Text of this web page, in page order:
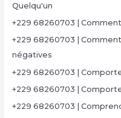
Quelqu'un
+229 68260703 |
+229 68260703 |
négatives
+229 68260703 |
+229 68260703 |
+229 68260703 |